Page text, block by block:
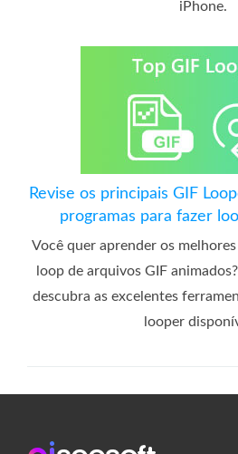
iPhone.
Revise os principais GIF
programas para fazer
Você quer aprender os
loop de arquivos GIF
descubra as excelentes
looper